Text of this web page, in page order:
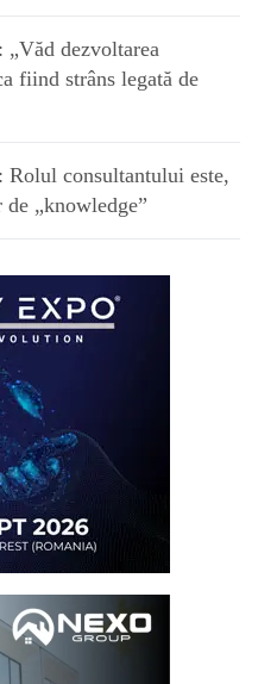
dezvoltarea
fiind strâns legată de
consultantului este,
„knowledge”